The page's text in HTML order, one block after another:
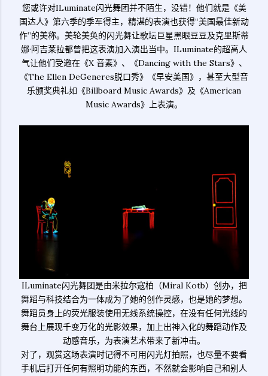
您或许对ILuminate闪光舞团并不陌生，没错！他们就是《美
国达人》第六季的季军得主，精湛的表演也获得“美国最佳新动
作”的美称。美轮美奂的闪光舞让歌坛巨星黑眼豆豆及克里斯蒂
娜·阿吉莱拉都曾把这表演加入演出当中。ILuminate的超高人
气让他们受邀在《X 音素》、《Dancing with the Stars》、
《The Ellen DeGeneres脱口秀》《早安美国》，甚至大型音
乐颁奖典礼如《Billboard Music Awards》及《American
Music Awards》上表演。
ILuminate闪光舞团是由米拉尔寇柏（Miral Kotb）创办，把
舞蹈与科技结合为一体成为了她的创作灵感，也是她的梦想。
舞蹈员身上的荧光服装使用无线系统操控，在没有任何光线的
舞台上展现千变万化的光影效果，加上出神入化的舞蹈动作及
动感音乐，为表演艺术带来了新冲击。
对了，观赏这场表演时记得不可用闪光灯拍照，也尽量不要看
手机后打开任何有照明功能的东西，不然就会影响自己和别人